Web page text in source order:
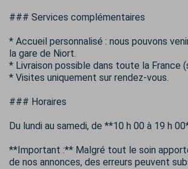
### Services complémentaires
* Accueil personnalisé : nous pouvons
la gare de Niort.
* Livraison possible dans toute la France
* Visites uniquement sur rendez-vous.
### Horaires
Du lundi au samedi, de **10 h 00 à 19 h
**Important :** Malgré tout le soin
de nos annonces, des erreurs peuvent